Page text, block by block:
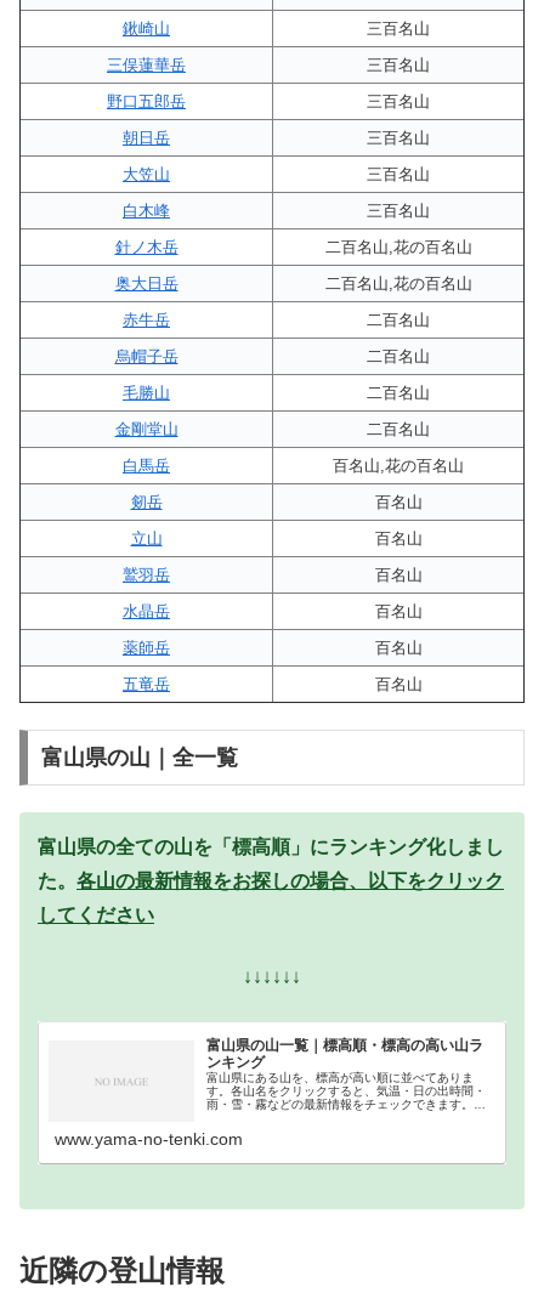
鍬崎山
三百名山
三俣蓮華岳
三百名山
野口五郎岳
三百名山
朝日岳
三百名山
大笠山
三百名山
白木峰
三百名山
針ノ木岳
二百名山,花の百名山
奥大日岳
二百名山,花の百名山
赤牛岳
二百名山
烏帽子岳
二百名山
毛勝山
二百名山
金剛堂山
二百名山
白馬岳
百名山,花の百名山
剱岳
百名山
立山
百名山
鷲羽岳
百名山
水晶岳
百名山
薬師岳
百名山
五竜岳
百名山
富山県の山｜全一覧
富山県の全ての山を「標高順」にランキング化しまし
た。 各山の最新情報をお探しの場合、以下をクリック
してください
↓↓↓↓↓↓
富山県の山一覧｜標高順・標高の高い山ラ
ンキング
富山県にある山を、標高が高い順に並べてありま
す。各山名をクリックすると、気温・日の出時間・
雨・雪・霧などの最新情報をチェックできます。富
www.yama-no-tenki.com
近隣の登山情報